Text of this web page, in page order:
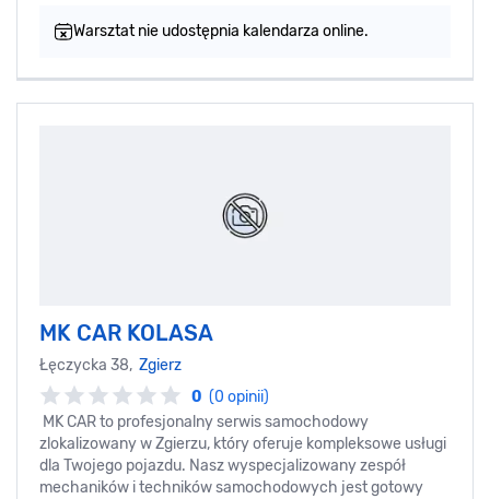
Warsztat nie udostępnia kalendarza online.
MK CAR KOLASA
Łęczycka 38, Zgierz
0 (0 opinii)
MK CAR to profesjonalny serwis samochodowy
zlokalizowany w Zgierzu, który oferuje kompleksowe usługi
dla Twojego pojazdu. Nasz wyspecjalizowany zespół
mechaników i techników samochodowych jest gotowy